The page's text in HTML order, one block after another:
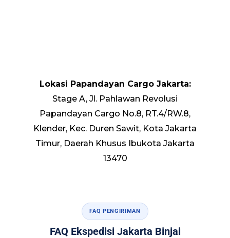
Lokasi Papandayan Cargo Jakarta:
Stage A, Jl. Pahlawan Revolusi
Papandayan Cargo No.8, RT.4/RW.8,
Klender, Kec. Duren Sawit, Kota Jakarta
Timur, Daerah Khusus Ibukota Jakarta
13470
FAQ PENGIRIMAN
FAQ Ekspedisi Jakarta Binjai